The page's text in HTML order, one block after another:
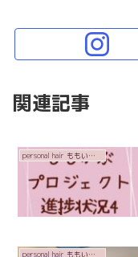
関連記事
personal hair ももいろかぶとむし
personal hair ももいろかぶとむし